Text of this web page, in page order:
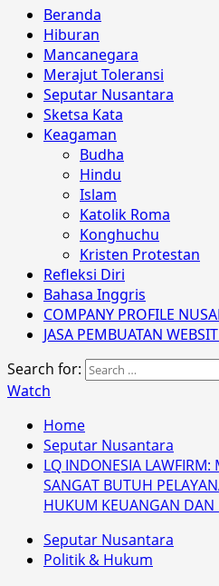
Beranda
Hiburan
Mancanegara
Merajut Toleransi
Seputar Nusantara
Sketsa Kata
Keagaman
Budha
Hindu
Islam
Katolik Roma
Konghuchu
Kristen Protestan
Refleksi Diri
Bahasa Inggris
COMPANY PROFILE
JASA PEMBUATAN
Search for:
Watch
Home
Seputar Nusantara
LQ INDONESIA LAWFIRM:
SANGAT BUTUH
HUKUM KEUANGAN DAN
Seputar Nusantara
Politik & Hukum